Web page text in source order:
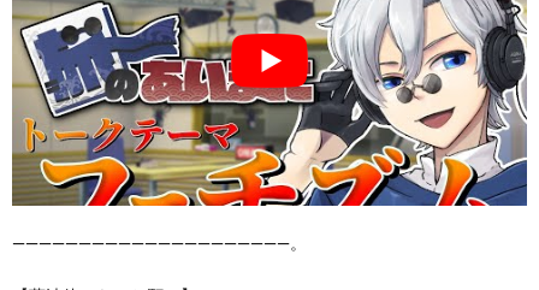
―――――――――――――――――――――。